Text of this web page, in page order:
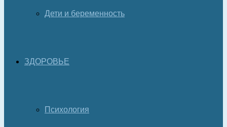
Дети и беременность
ЗДОРОВЬЕ
Психология